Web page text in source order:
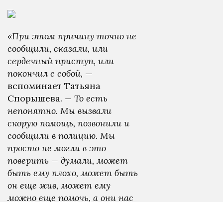
«При этом причину точно не
сообщили, сказали, или
сердечный приступ, или
покончил с собой, —
вспоминает Татьяна
Спорышева. — То есть
непонятно. Мы вызвали
скорую помощь, позвонили и
сообщили в полицию. Мы
просто не могли в это
поверить — думали, может
быть ему плохо, может быть
он еще жив, может ему
можно еще помочь, а они нас